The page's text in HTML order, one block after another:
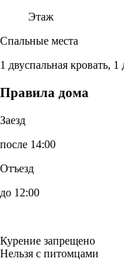
Этаж
Спальные места
1 двуспальная кровать,
Правила дома
Заезд
после 14:00
Отъезд
до 12:00
Курение запрещено
Нельзя с питомцами